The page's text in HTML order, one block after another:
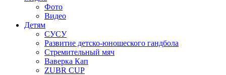
Фото
Видео
Детям
СУСУ
Развитие детско-юношеского гандбола
Стремительный мяч
Ваверка Кап
ZUBR CUP